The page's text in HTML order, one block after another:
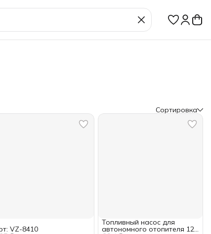
Сортировка
VZ-8410
Топливный насос для
автономного отопителя 12в